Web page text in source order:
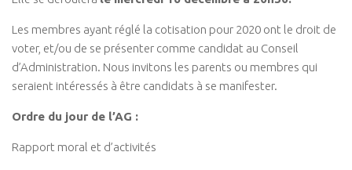
Les membres ayant réglé la cotisation pour 2020 ont le droit de
voter, et/ou de se présenter comme candidat au Conseil
d’Administration. Nous invitons les parents ou membres qui
seraient intéressés à être candidats à se manifester.
Ordre du jour de l’AG :
Rapport moral et d’activités